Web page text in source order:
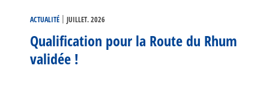
ACTUALITÉ | JUILLET. 2026
Qualification pour la Route du Rhum
validée !